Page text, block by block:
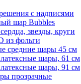
с надписями
шар Bubbles
звезды, круги
из фольги
средние шары 45 см
шары, 61 см
шары, 91 см
прозрачные